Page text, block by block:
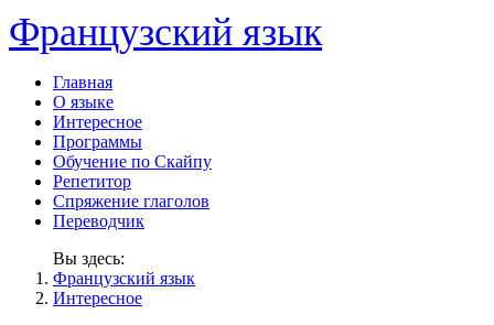
Французский язык
Главная
О языке
Интересное
Программы
Обучение по Скайпу
Репетитор
Спряжение глаголов
Переводчик
Вы здесь:
Французский язык
Интересное